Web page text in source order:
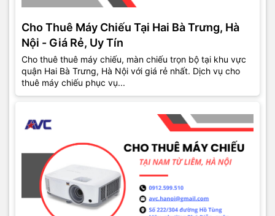
Cho Thuê Máy Chiếu Tại Hai Bà Trưng, Hà
Nội - Giá Rẻ, Uy Tín
Cho thuê thuê máy chiếu, màn chiếu trọn bộ tại khu vực
quận Hai Bà Trưng, Hà Nội với giá rẻ nhất. Dịch vụ cho
thuê máy chiếu phục vụ...